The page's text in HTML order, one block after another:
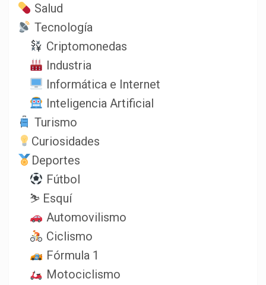
Salud
Tecnología
Criptomonedas
Industria
Informática e Internet
Inteligencia Artificial
Turismo
Curiosidades
Deportes
Fútbol
⛷️ Esquí
Automovilismo
Ciclismo
Fórmula 1
Motociclismo